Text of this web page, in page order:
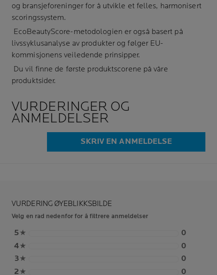
og bransjeforeninger for å utvikle et felles, harmonisert
scoringssystem.
EcoBeautyScore-metodologien er også basert på
livssyklusanalyse av produkter og følger EU-
kommisjonens veiledende prinsipper.
Du vil finne de første produktscorene på våre
produktsider.
VURDERINGER OG
ANMELDELSER
SKRIV EN ANMELDELSE
VURDERING ØYEBLIKKSBILDE
Velg en rad nedenfor for å filtrere anmeldelser
5 ★
0
4★
0
3★
0
2 ★ 0